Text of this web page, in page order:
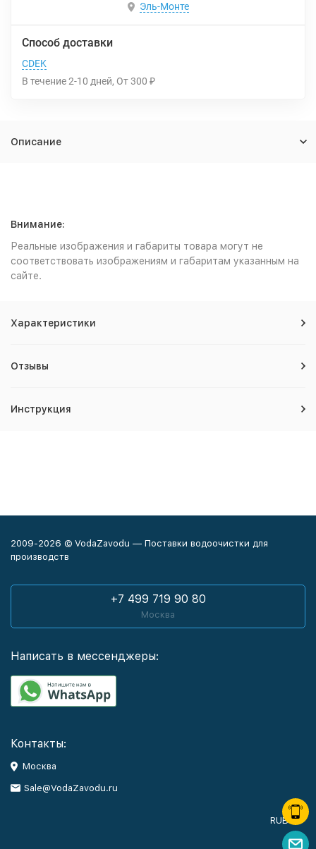
Эль-Монте
Способ доставки
CDEK
В течение2-10 дней От 300 ₽
Описание
Внимание:
Реальные изображения и габариты товара могут не
соответствовать изображениям и габаритам указанным на
сайте.
Характеристики
Отзывы
Инструкция
2009-2026 © VodaZavodu — Поставки водоочистки для
производств
+7 499 719 90 80
Москва
Написать в мессенджеры:
Контакты:
Москва
Sale@VodaZavodu.ru
RUB